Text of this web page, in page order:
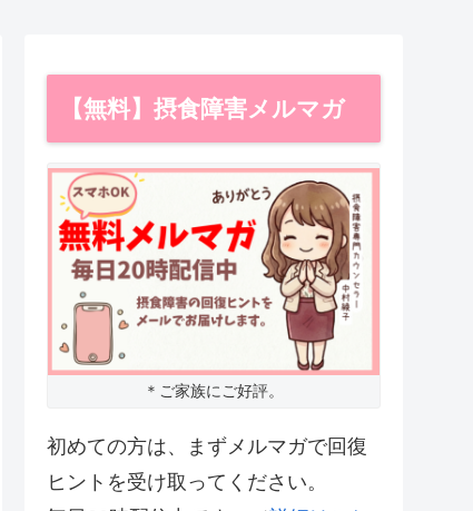
【無料】摂食障害メルマガ
＊ご家族にご好評。
初めての方は、まずメルマガで回復
ヒントを受け取ってください。